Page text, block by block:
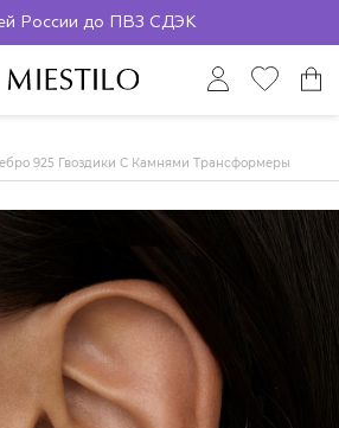
доставка от 2000р.
России до ПВЗ СДЭК
925 Гвоздики С Камнями Трансформеры